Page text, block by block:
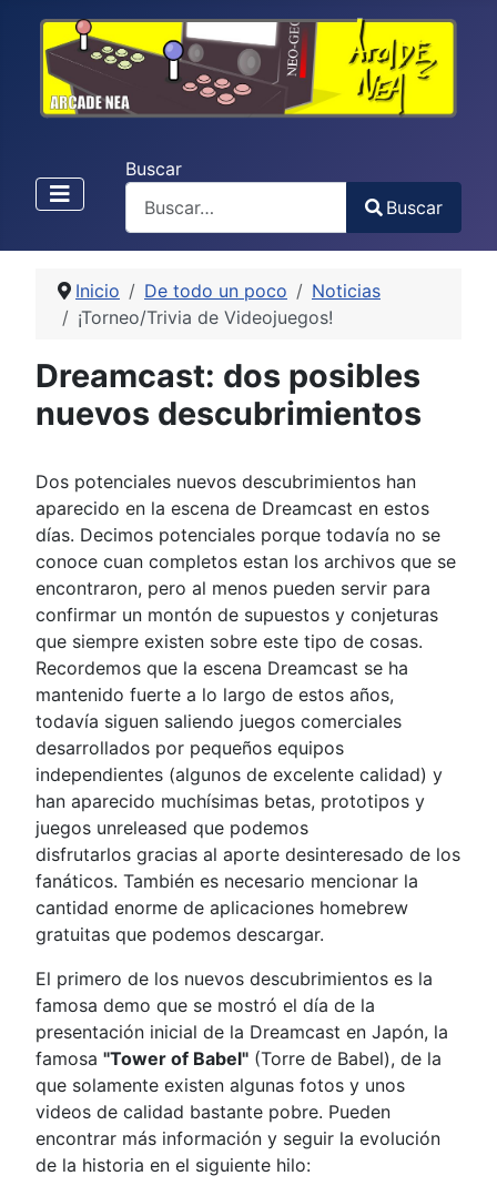
Buscar
Buscar
Inicio De todo un poco
Noticias
¡Torneo/Trivia de Videojuegos!
Dreamcast: dos posibles
nuevos descubrimientos
Dos potenciales nuevos descubrimientos han
aparecido en la escena de Dreamcast en estos
días. Decimos potenciales porque todavía no se
conoce cuan completos estan los archivos que se
encontraron, pero al menos pueden servir para
confirmar un montón de supuestos y conjeturas
que siempre existen sobre este tipo de cosas.
Recordemos que la escena Dreamcast se ha
mantenido fuerte a lo largo de estos años,
todavía siguen saliendo juegos comerciales
desarrollados por pequeños equipos
independientes (algunos de excelente calidad) y
han aparecido muchísimas betas, prototipos y
juegos unreleased que podemos
disfrutarlos gracias al aporte desinteresado de los
fanáticos. También es necesario mencionar la
cantidad enorme de aplicaciones homebrew
gratuitas que podemos descargar.
El primero de los nuevos descubrimientos es la
famosa demo que se mostró el día de la
presentación inicial de la Dreamcast en Japón, la
famosa "Tower of Babel" (Torre de Babel), de la
que solamente existen algunas fotos y unos
videos de calidad bastante pobre. Pueden
encontrar más información y seguir la evolución
de la historia en el siguiente hilo: